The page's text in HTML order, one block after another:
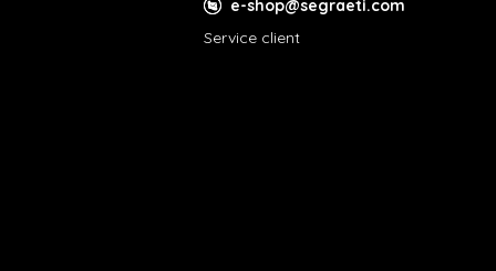
e-shop@segraeti.com
Service client